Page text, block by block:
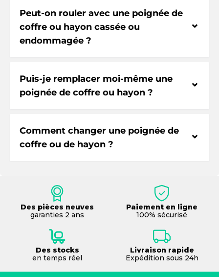
Peut-on rouler avec une poignée de
coffre ou hayon cassée ou
endommagée ?
⌃
Puis-je remplacer moi-même une
poignée de coffre ou hayon ?
⌃
Comment changer une poignée de
coffre ou de hayon ?
⌃
Des pièces neuves
garanties 2 ans
Paiement en ligne
100% sécurisé
Des stocks
en temps réel
Livraison rapide
Expédition sous 24h